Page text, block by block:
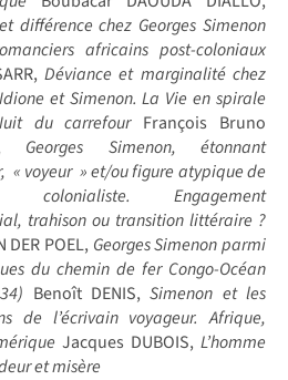
différence chez Georges Simenon
africains post-coloniaux
Déviance et marginalité chez
et Simenon. La Vie en spirale
du carrefourFrançois Bruno
Georges Simenon, étonnant
« voyeur » et/ou figure atypique de
colonialiste. Engagement
trahison ou transition littéraire ?
DER POEL, Georges Simenon parmi
du chemin de fer Congo-Océan
Benoît DENIS,Simenon et les
de l’écrivain voyageur. Afrique,
Jacques DUBOIS, L’homme
et misère